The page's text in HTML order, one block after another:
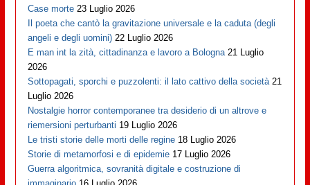
Case morte 23 Luglio 2026
Il poeta che cantò la gravitazione universale e la caduta (degli
angeli e degli uomini) 22 Luglio 2026
E man int la zità, cittadinanza e lavoro a Bologna 21 Luglio
2026
Sottopagati, sporchi e puzzolenti: il lato cattivo della società 21
Luglio 2026
Nostalgie horror contemporanee tra desiderio di un altrove e
riemersioni perturbanti 19 Luglio 2026
Le tristi storie delle morti delle regine 18 Luglio 2026
Storie di metamorfosi e di epidemie 17 Luglio 2026
Guerra algoritmica, sovranità digitale e costruzione di